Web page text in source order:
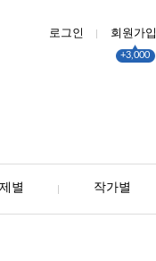
로그인 회원가입
+3,000
별 작가별